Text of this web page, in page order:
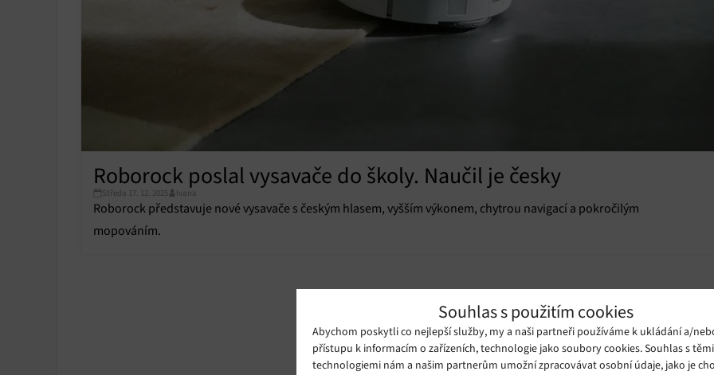
Souhlas s použitím cookies
Abychom poskytli co nejlepší služby, my a naši partneři používáme k ukládání a/
přístupu k informacím o zařízeních, technologie jako soubory cookies. Souhlas s
technologiemi nám a našim partnerům umožní zpracovávat osobní údaje, jako je
Roborock poslal vysavače do školy. Naučil je česky
Středa 17. 12. 2025 Ivana
Roborock představuje nové vysavače s českým hlasem, vyšším výkonem, chytrou navigací a pokročilým
mopováním.